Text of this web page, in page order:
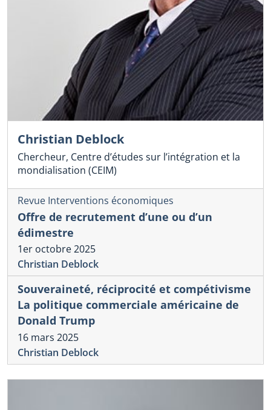
Christian Deblock
Chercheur, Centre d’études sur l’intégration et la
mondialisation (CEIM)
Revue Interventions économiques
Offre de recrutement d’une ou d’un
édimestre
1er octobre 2025
Christian Deblock
Souveraineté, réciprocité et compétivisme
La politique commerciale américaine de
Donald Trump
16 mars 2025
Christian Deblock